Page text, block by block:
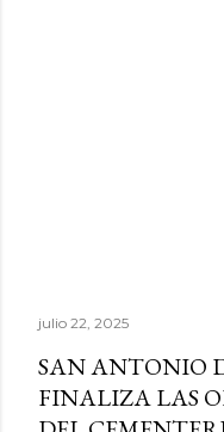
julio 22, 2025
SAN ANTONIO
FINALIZA LAS